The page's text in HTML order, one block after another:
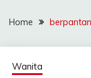
Home
Wanita